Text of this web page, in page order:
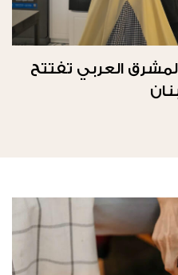
Samsung Electronics المشرق العربي تفتتح